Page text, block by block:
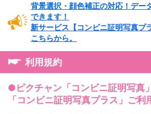
背景選択・ 顔色補正の対応！ デー
できます！
新サービス 【コンビニ証明写真プ
こちらから。
利用規約
●ピクチャン「コンビニ証明写真
「コンビニ証明写真プラス」ご利